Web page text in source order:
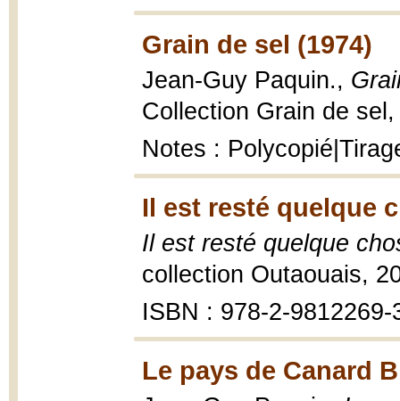
Grain de sel (1974)
Jean-Guy Paquin.,
Collection Grain de
Notes :
Il est resté quelque
Il est resté quelque
collection Outaouais,
ISBN : 978-2-9812269-
Le pays de Canard